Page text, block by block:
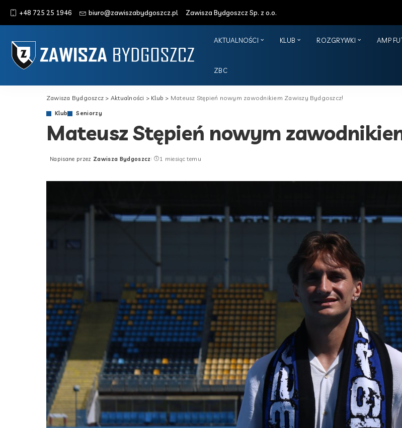
+48 725 25 1946 biuro@zawiszabydgoszcz.pl Zawisza Bydgoszcz Sp. z o.o.
AKTUALNOŚCI KLUB ROZGRYWKI AMP
ZBC
Zawisza Bydgoszcz > Aktualności > Klub > Mateusz Stępień nowym zawodnikiem Zawiszy Bydgoszcz!
Klub Seniorzy
Mateusz Stępień nowym
Posted
Napisane przez Zawisza Bydgoszcz 1 miesiąc temu